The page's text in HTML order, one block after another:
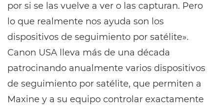
por si se las vuelve a ver o las capturan. Pero
lo que realmente nos ayuda son los
dispositivos de seguimiento por satélite».
Canon USA lleva más de una década
patrocinando anualmente varios dispositivos
de seguimiento por satélite, que permiten a
Maxine y a su equipo controlar exactamente